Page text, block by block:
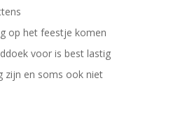
op het feestje komen
voor is best lastig
zijn en soms ook niet